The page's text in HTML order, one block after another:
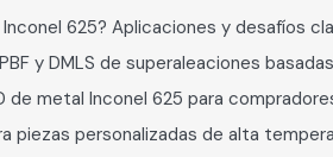
625? Aplicaciones y desafíos
y DMLS de superaleaciones
de metal Inconel 625 para
piezas personalizadas de alta